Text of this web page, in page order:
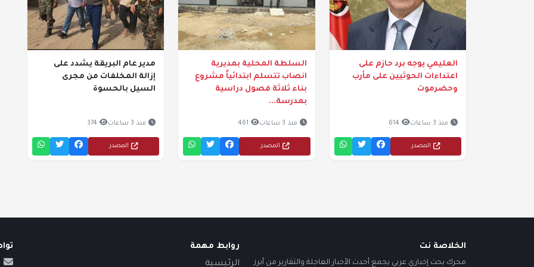
العليمي يوجه برد حازم على
اعتداءات الحوثيين على مأرب
وحضرموت
منذ 3 ساعات 614
المصدر
السلطة المحلية بمديرية
انصاب تتسلم ابتدائياً مشروع
بناء ثلاثة فصول دراسية
بمدرسة...
منذ 3 ساعات 461
المصدر
مدير عام البريقة يشدد على
إزالة المخلفات من مجرى
السيل بالحسوة
منذ 3 ساعات 374
المصدر
الخلاصة نت
محرك بحث إخباري عربي يجمع أحدث الأخبار العاجلة والتقارير من أبرز
روابط مهمة
الرئيسية